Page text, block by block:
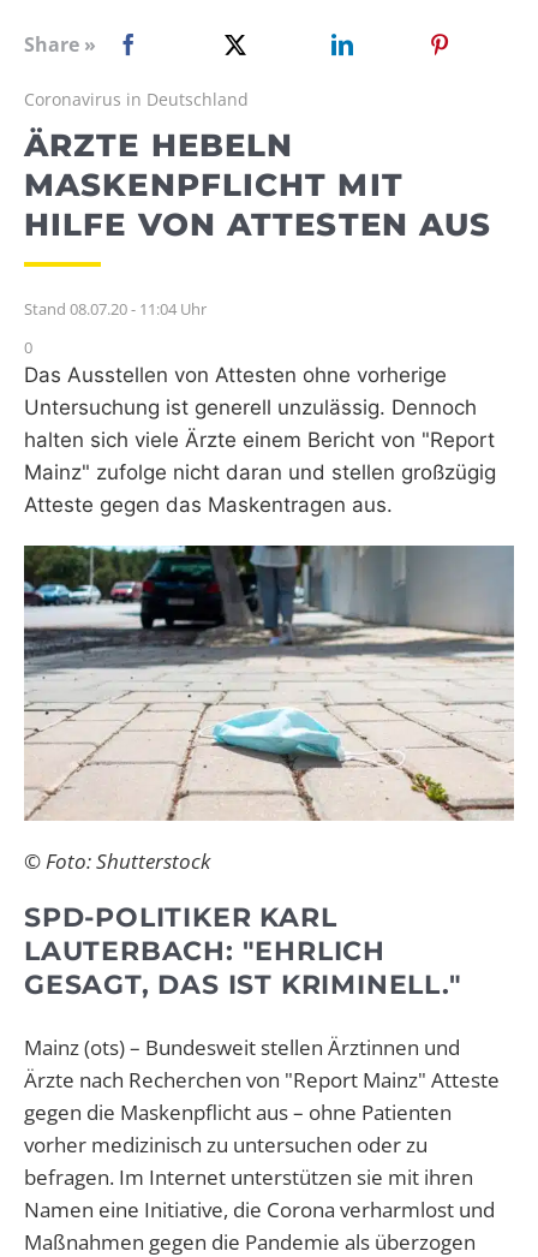
WEBRADIO
Share »
Coronavirus in Deutschland
ÄRZTE HEBELN
MASKENPFLICHT MIT
HILFE VON ATTESTEN AUS
Stand 08.07.20 - 11:04 Uhr
0
Das Ausstellen von Attesten ohne vorherige
Untersuchung ist generell unzulässig. Dennoch
halten sich viele Ärzte einem Bericht von "Report
Mainz" zufolge nicht daran und stellen großzügig
Atteste gegen das Maskentragen aus.
© Foto: Shutterstock
SPD-POLITIKER KARL
LAUTERBACH: "EHRLICH
GESAGT, DAS IST KRIMINELL."
Mainz (ots) – Bundesweit stellen Ärztinnen und
Ärzte nach Recherchen von "Report Mainz" Atteste
gegen die Maskenpflicht aus – ohne Patienten
vorher medizinisch zu untersuchen oder zu
befragen. Im Internet unterstützen sie mit ihren
Namen eine Initiative, die Corona verharmlost und
Maßnahmen gegen die Pandemie als überzogen